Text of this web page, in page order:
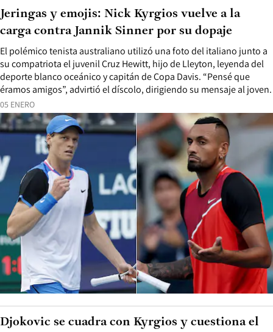
05 ENERO
El polémico tenista australiano utilizó una foto del italiano junto a
su compatriota el juvenil Cruz Hewitt, hijo de Lleyton, leyenda del
deporte blanco oceánico y capitán de Copa Davis. “Pensé que
éramos amigos”, advirtió el díscolo, dirigiendo su mensaje al joven.
Jeringas y emojis: Nick Kyrgios vuelve a la
carga contra Jannik Sinner por su dopaje
Djokovic se cuadra con Kyrgios y cuestiona el